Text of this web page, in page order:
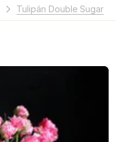
Tulipán Double Sugar